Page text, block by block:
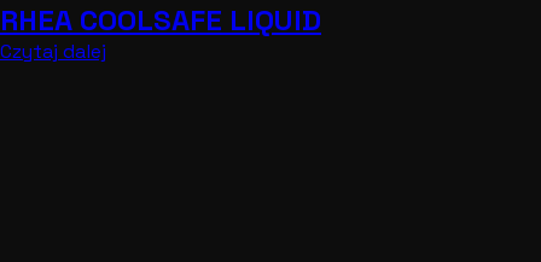
RHEA COOLSAFE LIQUID
Czytaj dalej